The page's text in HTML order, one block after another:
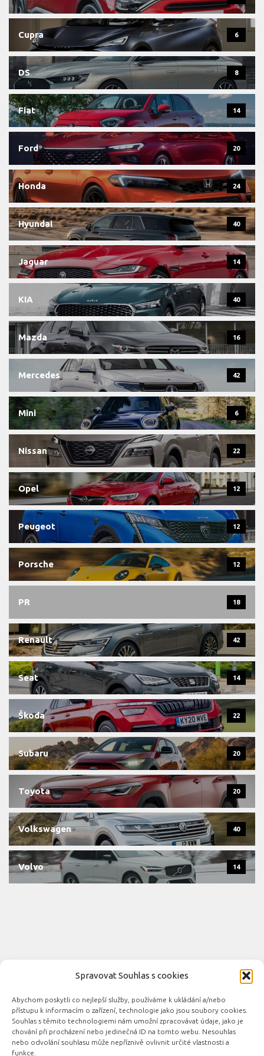
Spravovat Souhlas s cookies
Abychom poskytli co nejlepší služby, používáme k ukládání a/nebo
přístupu k informacím o zařízení, technologie jako jsou soubory cookies.
Souhlas s těmito technologiemi nám umožní zpracovávat údaje, jako je
chování při procházení nebo jedinečná ID na tomto webu. Nesouhlas
nebo odvolání souhlasu může nepříznivě ovlivnit určité vlastnosti a
funkce.
Cupra 6
DS 8
Fiat 14
Ford 20
Honda 24
Hyundai 40
Jaguar 14
KIA 40
Mazda 16
Mercedes 42
Mini 6
Nissan 22
Opel 12
Peugeot 12
Porsche 12
PR 18
Renault 42
Seat 14
Škoda 22
Subaru 20
Toyota 20
Volkswagen 40
Volvo 14
Novinky automobilového průmyslu © 2026. Všechna práva
vyhrazena.
Podporováno - Designed with the Hueman theme